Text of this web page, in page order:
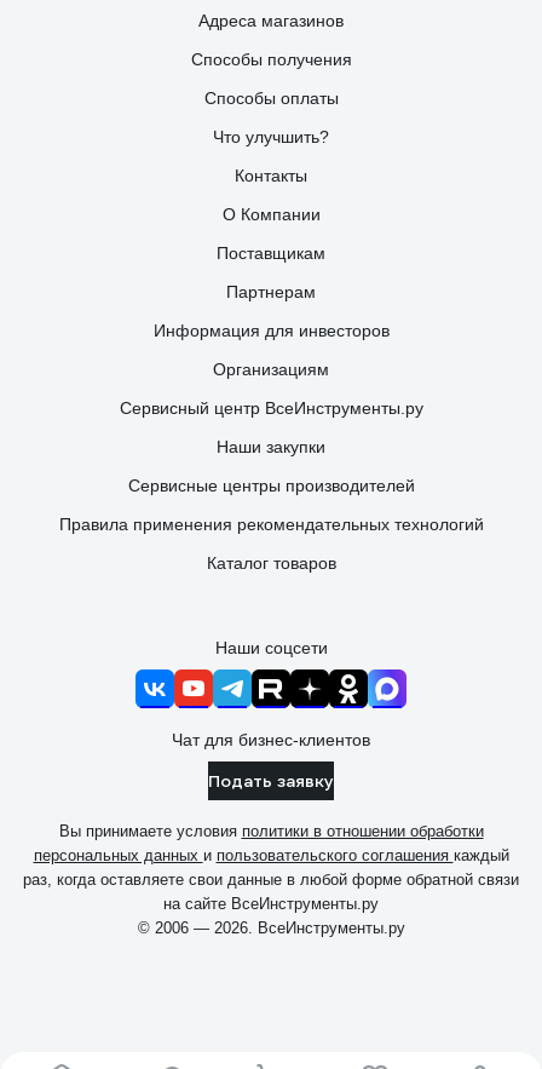
Адреса магазинов
Способы получения
Способы оплаты
Что улучшить?
Контакты
О Компании
Поставщикам
Партнерам
Информация для инвесторов
Организациям
Сервисный центр ВсеИнструменты.ру
Наши закупки
Сервисные центры производителей
Правила применения рекомендательных технологий
Каталог товаров
Наши соцсети
Чат для бизнес-клиентов
Подать заявку
Вы принимаете условия политики в отношении обработки
персональных данных и пользовательского соглашения каждый
раз, когда оставляете свои данные в любой форме обратной связи
на сайте ВсеИнструменты.ру
© 2006 — 2026. ВсеИнструменты.ру